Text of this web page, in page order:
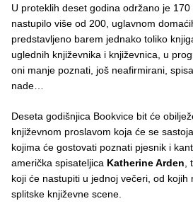
U proteklih deset godina održano je
nastupilo više od 200, uglavnom
predstavljeno barem jednako toliko
uglednih književnika i književnica, u
oni manje poznati, još neafirmirani,
nade…
Deseta godišnjica Bookvice bit će
književnom proslavom koja će se
kojima će gostovati poznati pjesnik i
američka spisateljica Katherine Arden
koji će nastupiti u jednoj večeri, od kojih
splitske književne scene.